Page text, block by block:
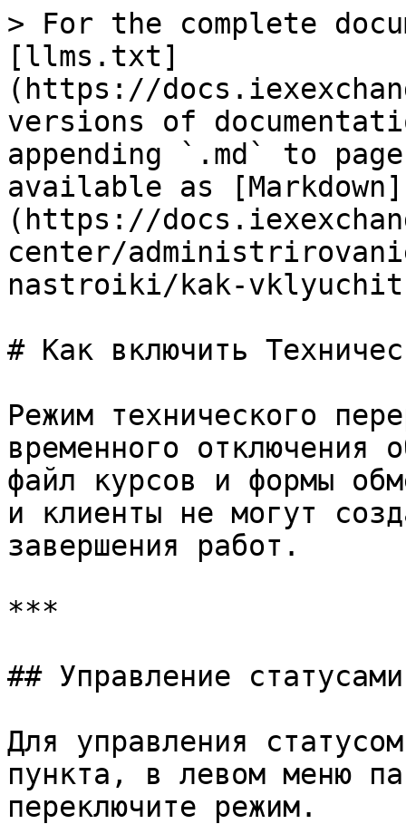
> For the complete
[llms.txt]
(https://
versions of
appending `.md` to
available as [Markdown]
(https://
center/
nastroiki/kak-
# Как включить
Режим технического
временного отключения
файл курсов и формы
и клиенты не могут
завершения работ.
***
## Управление статусами
Для управления
пункта, в левом меню
переключите режим.